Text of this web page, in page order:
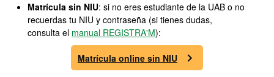
Matrícula sin NIU: si no eres estudiante de la UAB o no
recuerdas tu NIU y contraseña (si tienes dudas,
consulta el manual REGISTRA'M):
Matrícula online sin NIU